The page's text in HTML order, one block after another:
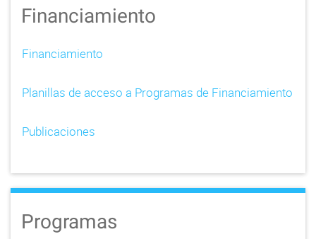
Financiamiento
Financiamiento
Planillas de acceso a Programas de Financiamiento
Publicaciones
Programas